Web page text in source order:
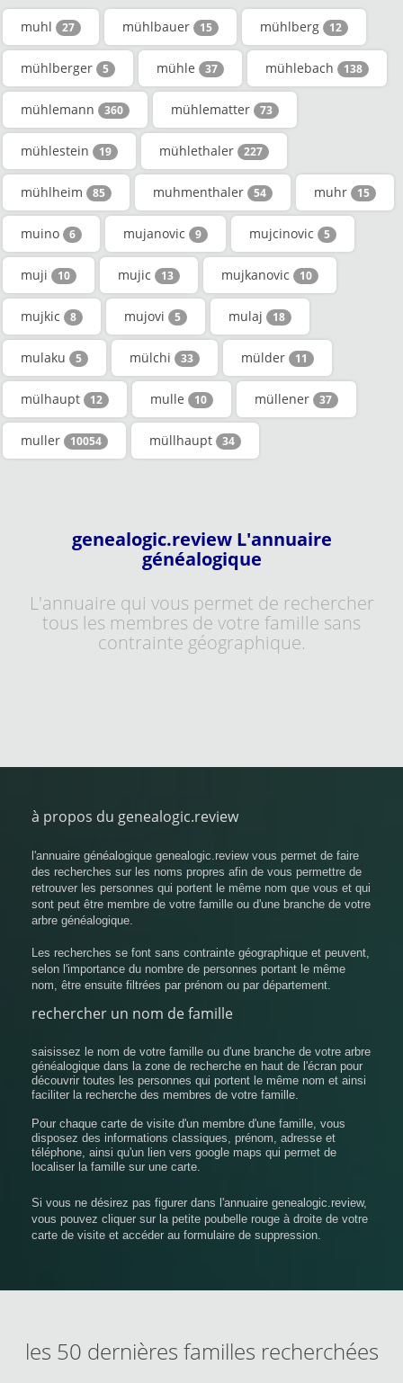
muhl 27 mühlbauer 15 mühlberg 12
mühlberger 5 mühle 37 mühlebach 138
mühlemann 360 mühlematter 73
mühlestein 19 mühlethaler 227
mühlheim 85 muhmenthaler 54 muhr 15
muino 6 mujanovic 9 mujcinovic 5
muji 10 mujic 13 mujkanovic 10
mujkic 8 mujovi 5 mulaj 18
mulaku 5 mülchi 33 mülder 11
mülhaupt 12 mulle 10 müllener 37
muller 10054 müllhaupt 34
genealogic.review L'annuaire
généalogique
L'annuaire qui vous permet de rechercher
tous les membres de votre famille sans
contrainte géographique.
à propos du genealogic.review
l'annuaire généalogique genealogic.review vous permet de faire
des recherches sur les noms propres afin de vous permettre de
retrouver les personnes qui portent le même nom que vous et qui
sont peut être membre de votre famille ou d'une branche de votre
arbre généalogique.
Les recherches se font sans contrainte géographique et peuvent,
selon l'importance du nombre de personnes portant le même
nom, être ensuite filtrées par prénom ou par département.
rechercher un nom de famille
saisissez le nom de votre famille ou d'une branche de votre arbre
généalogique dans la zone de recherche en haut de l'écran pour
découvrir toutes les personnes qui portent le même nom et ainsi
faciliter la recherche des membres de votre famille.
Pour chaque carte de visite d'un membre d'une famille, vous
disposez des informations classiques, prénom, adresse et
téléphone, ainsi qu'un lien vers google maps qui permet de
localiser la famille sur une carte.
Si vous ne désirez pas figurer dans l'annuaire genealogic.review,
vous pouvez cliquer sur la petite poubelle rouge à droite de votre
carte de visite et accéder au formulaire de suppression.
les 50 dernières familles recherchées